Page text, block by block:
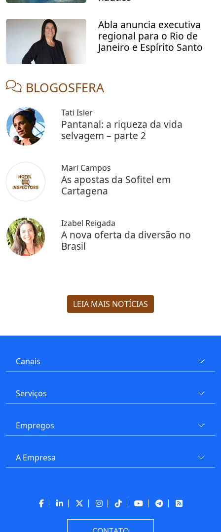
Abla anuncia executiva
regional para o Rio de
Janeiro e Espírito Santo
BLOGOSFERA
Tati Isler
Pantanal: a riqueza da vida
selvagem – parte 2
Mari Campos
As apostas da Sofitel em
Cartagena
Izabel Reigada
A nova oferta da diversão no
Brasil
LEIA MAIS NOTÍCIAS
Canais
Serviços
Empregos
A Empresa